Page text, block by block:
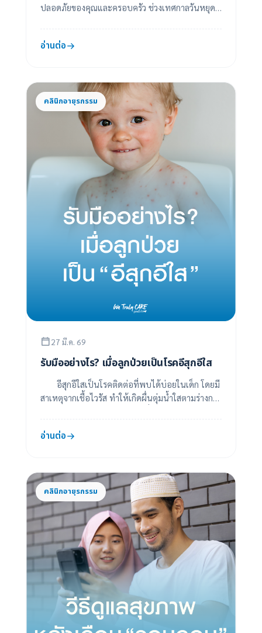
ปลอดภัยของคุณและครอบครัว ช่วงเทศกาลวันหยุด
อ่านต่อ
คลินิกอายุรกรรม
27 มี.ค. 69
รับมืออย่างไร? เมื่อลูกป่วยเป็นโรคอีสุกอีใส
อีสุกอีใสเป็นโรคติดต่อที่พบได้บ่อยในเด็ก โดยมี
สาเหตุจากเชื้อไวรัส ทำให้เกิดผื่นตุ่มน้ำใสตามร่างกาย
อ่านต่อ
คลินิกอายุรกรรม